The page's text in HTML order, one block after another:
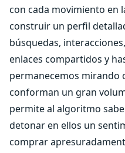
con cada movimiento en
construir un perfil
búsquedas,
enlaces compartidos y
permanecemos mirando
conforman un gran
permite al algoritmo
detonar en ellos un
comprar